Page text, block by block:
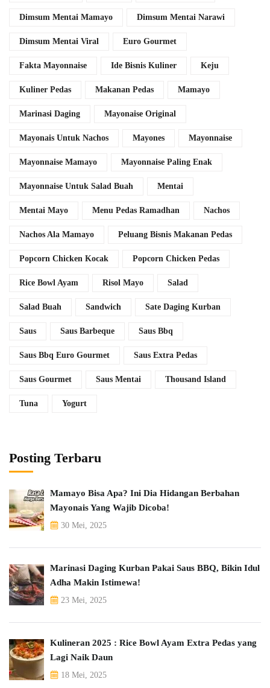
Dimsum Mentai Mamayo Dimsum Mentai Narawi
Dimsum Mentai Viral Euro Gourmet
Fakta Mayonnaise Ide Bisnis Kuliner Keju
Kuliner Pedas Makanan Pedas Mamayo
Marinasi Daging Mayonaise Original
Mayonais Untuk Nachos Mayones Mayonnaise
Mayonnaise Mamayo Mayonnaise Paling Enak
Mayonnaise Untuk Salad Buah Mentai
Mentai Mayo Menu Pedas Ramadhan Nachos
Nachos Ala Mamayo Peluang Bisnis Makanan Pedas
Popcorn Chicken Kocak Popcorn Chicken Pedas
Rice Bowl Ayam Risol Mayo Salad
Salad Buah Sandwich Sate Daging Kurban
Saus Saus Barbeque Saus Bbq
Saus Bbq Euro Gourmet Saus Extra Pedas
Saus Gourmet Saus Mentai Thousand Island
Tuna Yogurt
Posting Terbaru
Mamayo Bisa Apa? Ini Dia Hidangan Berbahan
Mayonais Yang Wajib Dicoba!
30 Mei, 2025
Marinasi Daging Kurban Pakai Saus BBQ, Bikin Idul
Adha Makin Istimewa!
23 Mei, 2025
Kulineran 2025 : Rice Bowl Ayam Extra Pedas yang
Lagi Naik Daun
18 Mei, 2025